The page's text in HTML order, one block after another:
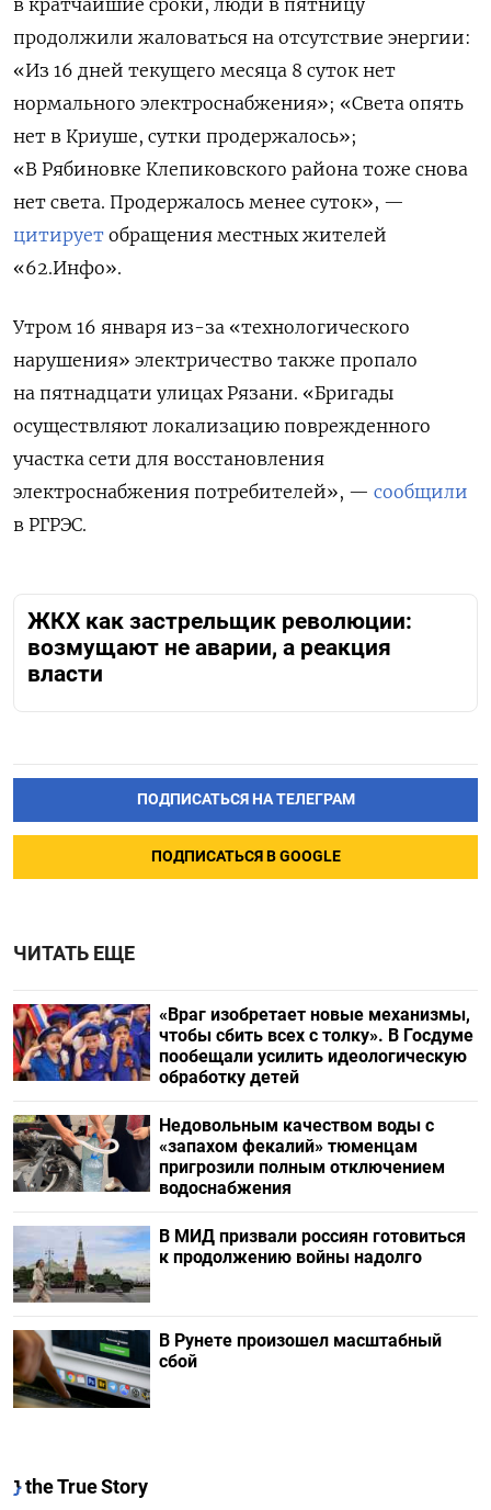
продолжили жаловаться на отсутствие энергии:
«Из 16 дней текущего месяца 8 суток нет
нормального электроснабжения»; «Света опять
нет в Криуше, сутки продержалось»;
«В Рябиновке Клепиковского района тоже снова
нет света. Продержалось менее суток», —
цитирует обращения местных жителей
«62.Инфо».
Утром 16 января из-за «технологического
нарушения» электричество также пропало
на пятнадцати улицах Рязани. «Бригады
осуществляют локализацию поврежденного
участка сети для восстановления
электроснабжения потребителей», — сообщили
в РГРЭС.
ЖКХ как застрельщик революции:
возмущают не аварии, а реакция
власти
ПОДПИСАТЬСЯ НА ТЕЛЕГРАМ
ПОДПИСАТЬСЯ В GOOGLE
ЧИТАТЬ ЕЩЕ
«Враг изобретает новые механизмы,
чтобы сбить всех с толку». В Госдуме
пообещали усилить идеологическую
обработку детей
Недовольным качеством воды с
«запахом фекалий» тюменцам
пригрозили полным отключением
водоснабжения
В МИД призвали россиян готовиться
к продолжению войны надолго
В Рунете произошел масштабный
сбой